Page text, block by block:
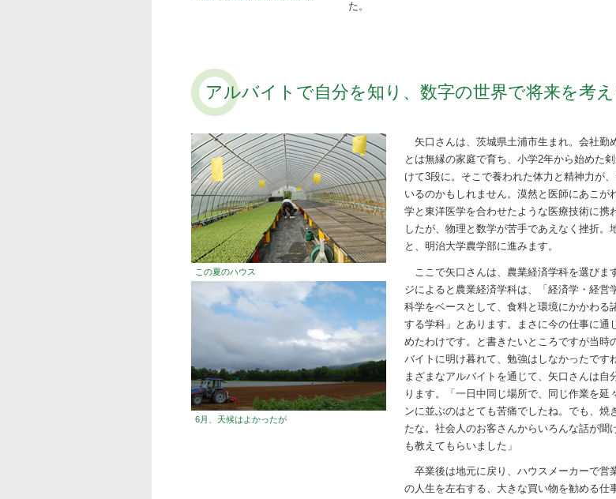
た。
アルバイトで自分を知り、数字の世界で将来を考え
この夏のハウス
6月、天候はよかったが
矢口さんは、茨城県土浦市生まれ。会社勤
とは無縁の家庭で育ち、小学2年から始めた
けて3段に。そこで養われた体力と精神力が
いるのかもしれません。漠然と医師にあこが
学と東洋医学を合わせたような医療技術に携
したが、物理と数学が苦手であえなく挫折。
と、明治大学農学部に進みます。
ここで矢口さんは、農業経済学科を選びま
ジによると農業経済学科は、「経済学・経営
科学をベースとして、食料と環境にかかわる
する学科」とあります。まさに今の仕事に通
めたわけです。と書きたいところですが当時
バイトに明け暮れて、勉強はしなかったです
まざまなアルバイトを通じて、矢口さんは自
ります。「一日中同じ場所で、同じ作業を延
ンに並ぶのはとても苦痛でしたね。でも、焼
たな。社会人のお客さんからいろんな話が聞
も教えてもらいました」
卒業後は地元に戻り、ハウスメーカーで営
の人生を左右する、大きな買い物を勧める仕